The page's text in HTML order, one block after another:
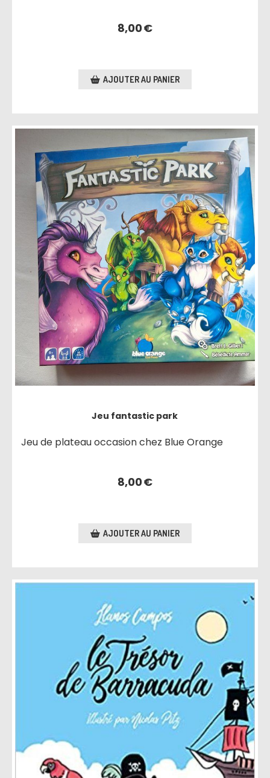
8,00€
AJOUTER AU PANIER
Jeu fantastic park
Jeu de plateau occasion chez Blue Orange
8,00€
AJOUTER AU PANIER